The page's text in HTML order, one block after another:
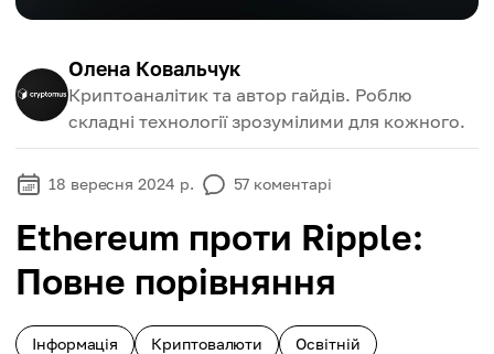
Олена Ковальчук
Криптоаналітик та автор гайдів. Роблю
складні технології зрозумілими для кожного.
18 вересня 2024 р. 57 коментарі
Ethereum проти Ripple:
Повне порівняння
Інформація Криптовалюти Освітній